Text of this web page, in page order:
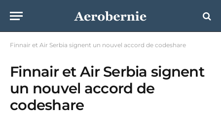
Finnair et Air Serbia signent un nouvel accord de codeshare
Finnair et Air Serbia signent
un nouvel accord de
codeshare